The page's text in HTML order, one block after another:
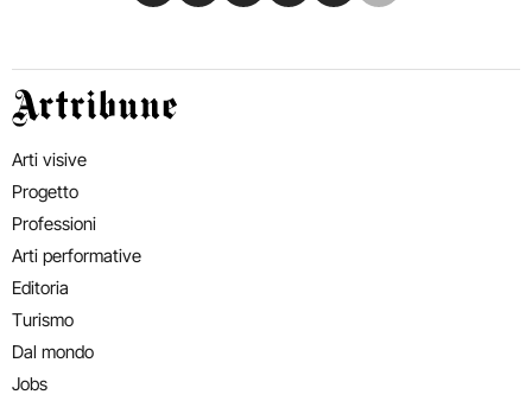
Artribune
Arti visive
Progetto
Professioni
Arti performative
Editoria
Turismo
Dal mondo
Jobs